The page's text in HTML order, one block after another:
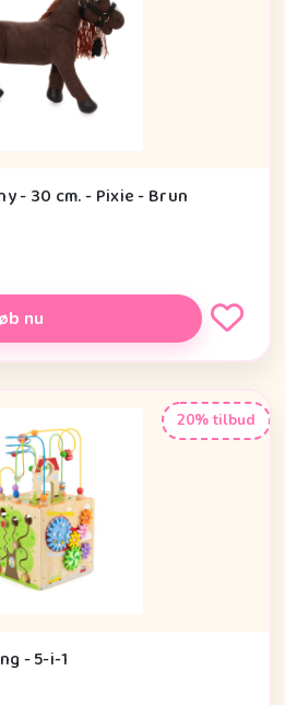
- 30 cm. - Pixie - Brun
nu
20% tilbud
- 5-i-1